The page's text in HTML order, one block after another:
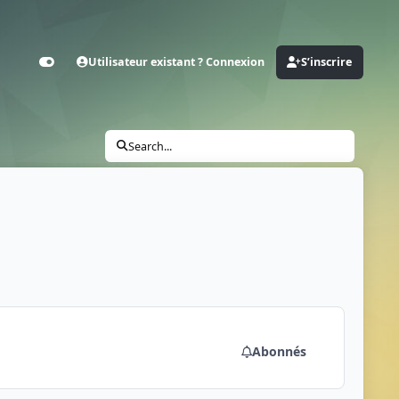
CustomizerUtilisateur existant ? Connexion S’inscrire
Search...
Abonnés